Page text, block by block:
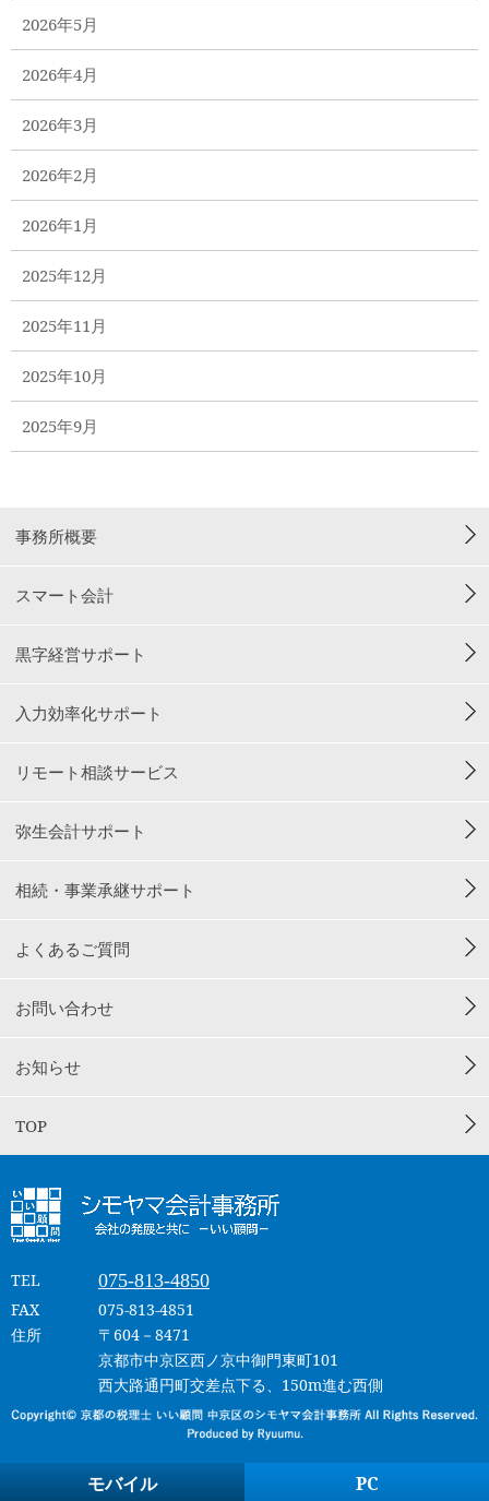
2026年5月
2026年4月
2026年3月
2026年2月
2026年1月
2025年12月
2025年11月
2025年10月
2025年9月
事務所概要
スマート会計
黒字経営サポート
入力効率化サポート
リモート相談サービス
弥生会計サポート
相続・事業承継サポート
よくあるご質問
お問い合わせ
お知らせ
TOP
TEL 075-813-4850
FAX
075-813-4851
住所
〒604－8471
京都市中京区西ノ京中御門東町101
西大路通円町交差点下る、150m進む西側
モバイル PC